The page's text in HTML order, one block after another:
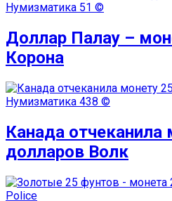
Нумизматика 51 ©
Доллар Палау –
Корона
Нумизматика 438 ©
Канада отчеканила
долларов Волк